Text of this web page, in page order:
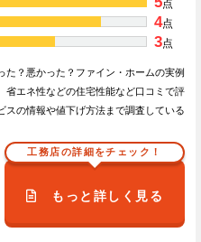
点
4点
3点
た？悪かった？ファイン・ホームの実例
省エネ性などの住宅性能など口コミで評
スの情報や値下げ方法まで調査している
工務店の詳細をチェック！
もっと詳しく見る